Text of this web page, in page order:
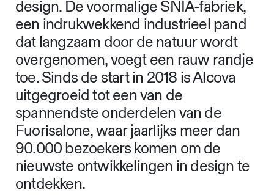
design. De voormalige SNIA-fabriek,
een indrukwekkend industrieel pand
dat langzaam door de natuur wordt
overgenomen, voegt een rauw randje
toe. Sinds de start in 2018 is Alcova
uitgegroeid tot een van de
spannendste onderdelen van de
Fuorisalone, waar jaarlijks meer dan
90.000 bezoekers komen om de
nieuwste ontwikkelingen in design te
ontdekken.